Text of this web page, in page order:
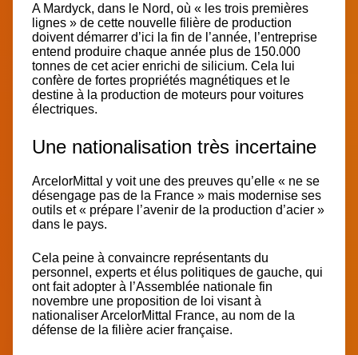
A Mardyck, dans le Nord, où « les trois premières
lignes » de cette nouvelle filière de production
doivent démarrer d’ici la fin de l’année, l’entreprise
entend produire chaque année plus de 150.000
tonnes de cet acier enrichi de silicium. Cela lui
confère de fortes propriétés magnétiques et le
destine à la production de moteurs pour voitures
électriques.
Une nationalisation très incertaine
ArcelorMittal y voit une des preuves qu’elle « ne se
désengage pas de la France » mais modernise ses
outils et« prépare l’avenir de la production d’acier »
dans le pays.
Cela peine à convaincre représentants du
personnel, experts et élus politiques de gauche, qui
ont fait adopter à l’Assemblée nationale fin
novembre une proposition de loi visant à
nationaliser ArcelorMittal France, au nom de la
défense de la filière acier française.